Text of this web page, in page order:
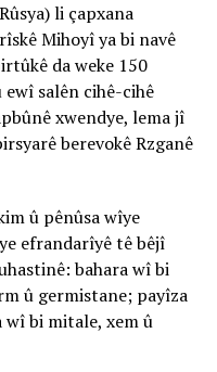
li çapxana
Mihoyî ya bi navê
da weke 150
salên cihê-cihê
xwendye, lema jî
berevokê Rzganê
û pênûsa wîye
efrandarîyê tê bêjî
bahara wî bi
û germistane; payîza
wî bi mitale, xem û